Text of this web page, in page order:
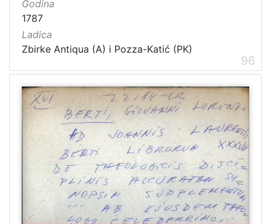
Godina
1787
Ladica
Zbirke Antiqua (A) i Pozza-Katić (PK)
96